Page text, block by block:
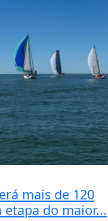
mais de 120
do maior...